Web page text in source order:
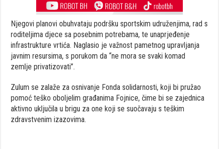
Njegovi planovi obuhvataju podršku sportskim udruženjima, rad s
roditeljima djece sa posebnim potrebama, te unaprjeđenje
infrastrukture vrtića. Naglasio je važnost pametnog upravljanja
javnim resursima, s porukom da “ne mora se svaki komad
zemlje privatizovati”.
Zulum se zalaže za osnivanje Fonda solidarnosti, koji bi pružao
pomoć teško oboljelim građanima Fojnice, čime bi se zajednica
aktivno uključila u brigu za one koji se suočavaju s teškim
zdravstvenim izazovima.